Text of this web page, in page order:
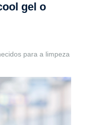
gel o
para a limpeza